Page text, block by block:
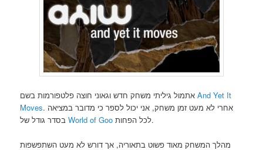
אתמול גיליתי משחק חדש וגאוני חוצה פלטפורמות בשםAnd Yet It
Moves. אחרי לא מעט זמן משחק, אני יכול לספר כי מדובר במציאה
בסדר גודל שלWorld of Goo לכל הפחות.
מהלך המשחק מאוד פשוט בתאוריה, אך דורש לא מעט השתפשפות